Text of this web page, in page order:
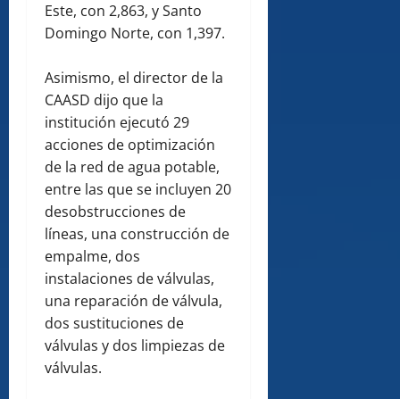
Este, con 2,863, y Santo
Domingo Norte, con 1,397.
Asimismo, el director de la
CAASD dijo que la
institución ejecutó 29
acciones de optimización
de la red de agua potable,
entre las que se incluyen 20
desobstrucciones de
líneas, una construcción de
empalme, dos
instalaciones de válvulas,
una reparación de válvula,
dos sustituciones de
válvulas y dos limpiezas de
válvulas.